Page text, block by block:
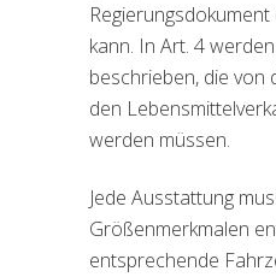
kann. In Art. 4
beschrieben, die von
den
werden müssen.
Jede Ausstattung
Größenmerkmalen
entsprechende